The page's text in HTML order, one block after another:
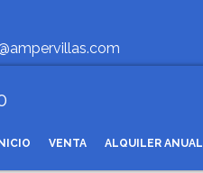
INICIO VENTA ALQUILER ANUAL